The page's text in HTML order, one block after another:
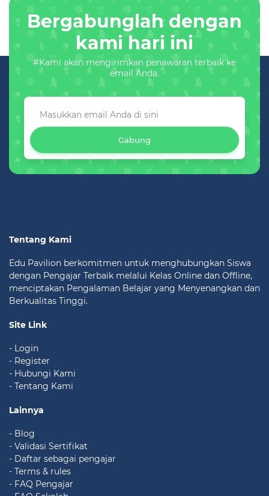
Bergabunglah dengan
kami hari ini
#Kami akan mengirimkan penawaran terbaik ke
email Anda.
Gabung
Tentang Kami
Edu Pavilion berkomitmen untuk menghubungkan Siswa
dengan Pengajar Terbaik melalui Kelas Online dan Offline,
menciptakan Pengalaman Belajar yang Menyenangkan dan
Berkualitas Tinggi.
Site Link
- Login
- Register
- Hubungi Kami
- Tentang Kami
Lainnya
- Blog
- Validasi Sertifikat
- Daftar sebagai pengajar
- Terms & rules
- FAQ Pengajar